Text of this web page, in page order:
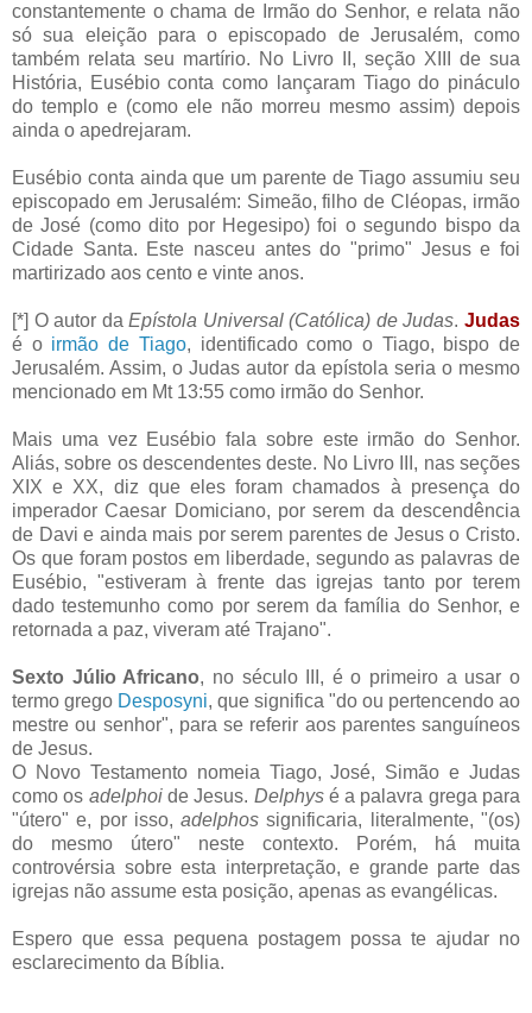
constantemente o chama de Irmão do Senhor, e relata não
só sua eleição para o episcopado de Jerusalém, como
também relata seu martírio. No Livro II, seção XIII de sua
História, Eusébio conta como lançaram Tiago do pináculo
do templo e (como ele não morreu mesmo assim) depois
ainda o apedrejaram.
Eusébio conta ainda que um parente de Tiago assumiu seu
episcopado em Jerusalém: Simeão, filho deCléopas, irmão
de José (como dito por Hegesipo) foi o segundo bispo da
Cidade Santa. Este nasceu antes do "primo" Jesus e foi
martirizado aos cento e vinte anos.
[*] O autor daEpístola Universal (Católica) de Judas.Judas
é o irmão de Tiago, identificado como o Tiago, bispo de
Jerusalém. Assim, o Judas autor da epístola seria o mesmo
mencionado em Mt13:55 como irmão do Senhor.
Mais uma vez Eusébio fala sobre este irmão do Senhor.
Aliás, sobre os descendentes deste. No Livro III, nas seções
XIX e XX, diz que eles foram chamados à presença do
imperadorCaesar Domiciano, por serem dadescendência
de Davi e ainda mais por serem parentes de Jesus o Cristo.
Os que foram postos em liberdade, segundo as palavras de
Eusébio, "estiveram à frente das igrejas tanto por terem
dado testemunho como por serem da família do Senhor, e
retornada a paz, viveram até Trajano".
Sexto Júlio Africano, no século III, é o primeiro a usar o
termo grego Desposyni, que significa "do ou pertencendo ao
mestre ou senhor", para se referir aos parentes sanguíneos
de Jesus.
O Novo Testamento nomeia Tiago, José, Simão e Judas
como os adelphoide Jesus. Delphysé a palavra grega para
"útero" e, por isso,adelphos significaria, literalmente, "(os)
do mesmo útero" neste contexto. Porém, há muita
controvérsia sobre esta interpretação, e grande parte das
igrejas não assume esta posição, apenas as evangélicas.
Espero que essa pequena postagem possa te ajudar no
esclarecimento da Bíblia.